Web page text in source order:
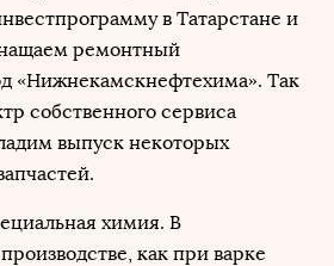
в Татарстане и
ремонтный
«Нижнекамскнефтехима». Так
собственного сервиса
выпуск некоторых
химия. В
как при варке